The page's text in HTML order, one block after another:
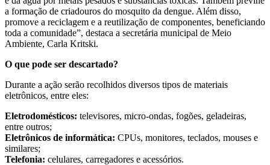
a formação de criadouros do mosquito da dengue. Além disso,
promove a reciclagem e a reutilização de componentes, beneficiando
toda a comunidade”, destaca a secretária municipal de Meio
Ambiente, Carla Kritski.
O que pode ser descartado?
Durante a ação serão recolhidos diversos tipos de materiais
eletrônicos, entre eles:
Eletrodomésticos: televisores, micro-ondas, fogões, geladeiras,
entre outros;
Eletrônicos de informática: CPUs, monitores, teclados, mouses e
similares;
Telefonia: celulares, carregadores e acessórios.